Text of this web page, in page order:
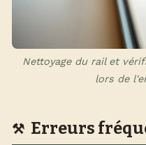
Nettoyage du rail et
lors de
Erreurs